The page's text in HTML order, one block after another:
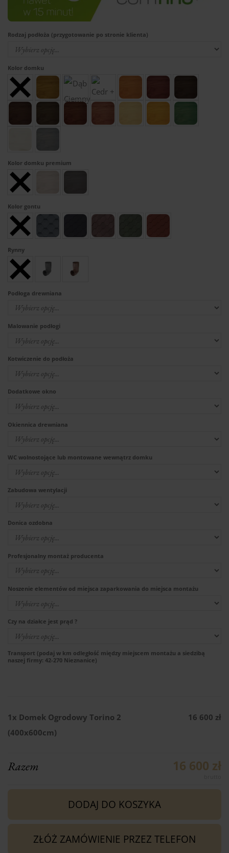
Rodzaj podłoża (przygotowanie po stronie klienta)
Kolor domku
Kolor domku premium
Kolor gontu
Rynny
Podłoga drewniana
Malowanie podłogi
Kotwiczenie do podłoża
Dodatkowe okno
Okiennica drewniana
WC wolnostojące lub montowane wewnątrz domku
Zabudowa wentylacji
Donica ozdobna
Profesjonalny montaż producenta
Noszenie elementów od miejsca zaparkowania do miejsca montażu
Czy na działce jest prąd ?
Transport (podaj w km odległość między miejscem montażu a siedzibą
naszej firmy: 42-270 Nieznanice)
1x Domek Ogrodowy Torino 2
(400x600cm)
16 600 zł
Razem 16 600 zł
DODAJ DO KOSZYKA
ZŁÓŻ ZAMÓWIENIE PRZEZ TELEFON